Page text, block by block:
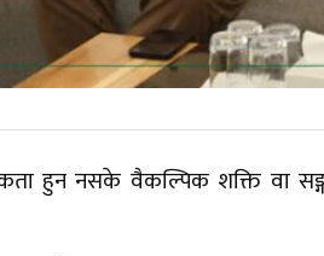
हुन नसके वैकल्पिक शक्ति वा